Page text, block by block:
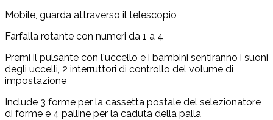
Mobile, guarda attraverso il telescopio
Farfalla rotante con numeri da 1 a 4
Premi il pulsante con l'uccello e i bambini sentiranno i suoni
degli uccelli, 2 interruttori di controllo del volume di
impostazione
Include 3 forme per la cassetta postale del selezionatore
di forme e 4 palline per la caduta della palla